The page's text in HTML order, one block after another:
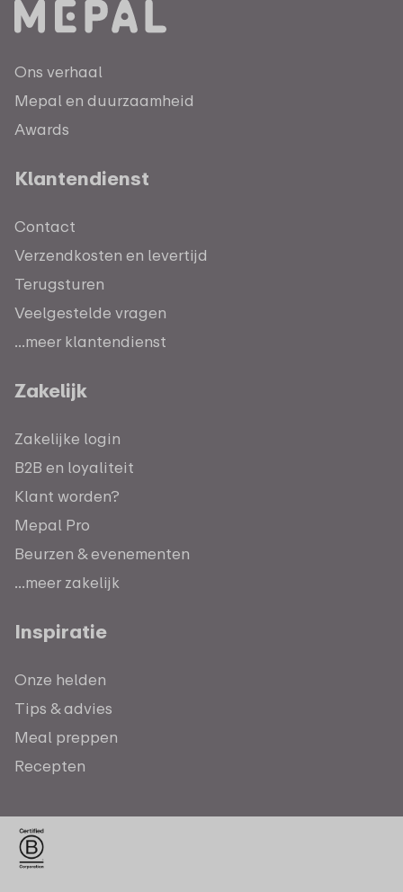
Ons verhaal
Mepal en duurzaamheid
Awards
Klantendienst
Contact
Verzendkosten en levertijd
Terugsturen
Veelgestelde vragen
...meer klantendienst
Zakelijk
Zakelijke login
B2B en loyaliteit
Klant worden?
Mepal Pro
Beurzen & evenementen
...meer zakelijk
Inspiratie
Onze helden
Tips & advies
Meal preppen
Recepten